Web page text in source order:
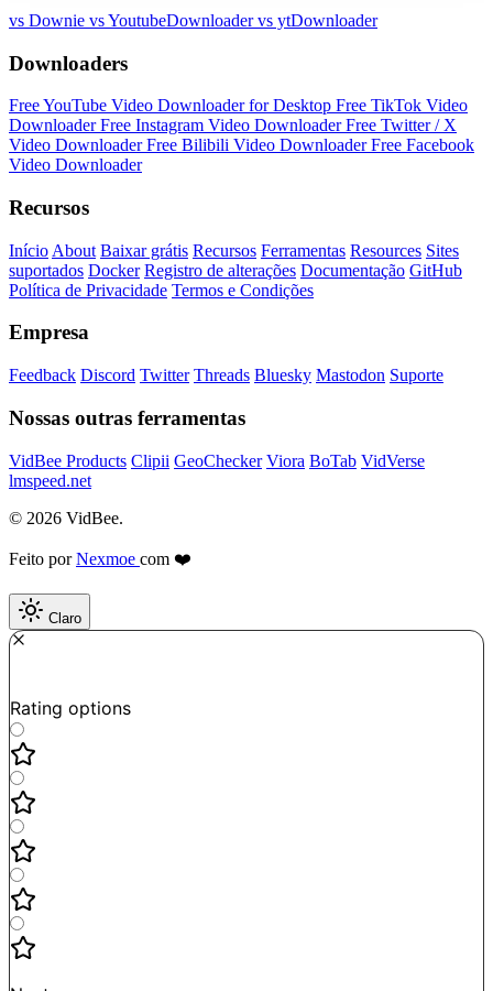
vs Downie vs YoutubeDownloadervs ytDownloader
Downloaders
Free YouTube Video Downloader for Desktop Free TikTok Video
DownloaderFree Instagram Video DownloaderFree Twitter / X
Video DownloaderFree Bilibili Video DownloaderFree Facebook
Video Downloader
Recursos
Início About Baixar grátis Recursos Ferramentas Resources Sites
suportados Docker Registro de alterações Documentação GitHub
Política de Privacidade Termos e Condições
Empresa
Feedback Discord Twitter Threads Bluesky Mastodon Suporte
Nossas outras ferramentas
VidBee Products Clipii GeoChecker Viora BoTab VidVerse
lmspeed.net
© 2026 VidBee.
Feito porNexmoe com ❤️
Claro
Rating options